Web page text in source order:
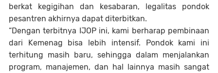
berkat kegigihan dan kesabaran, legalitas pondok
pesantren akhirnya dapat diterbitkan.
“Dengan terbitnya IJOP ini, kami berharap pembinaan
dari Kemenag bisa lebih intensif. Pondok kami ini
terhitung masih baru, sehingga dalam menjalankan
program, manajemen, dan hal lainnya masih sangat